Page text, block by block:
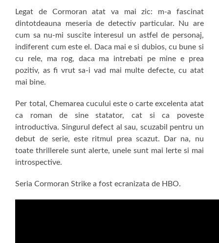
Legat de Cormoran atat va mai zic: m-a fascinat
dintotdeauna meseria de detectiv particular. Nu are
cum sa nu-mi suscite interesul un astfel de personaj,
indiferent cum este el. Daca mai e si dubios, cu bune si
cu rele, ma rog, daca ma intrebati pe mine e prea
pozitiv, as fi vrut sa-i vad mai multe defecte, cu atat
mai bine.
Per total, Chemarea cucului este o carte excelenta atat
ca roman de sine statator, cat si ca poveste
introductiva. Singurul defect al sau, scuzabil pentru un
debut de serie, este ritmul prea scazut. Dar na, nu
toate thrillerele sunt alerte, unele sunt mai lerte si mai
introspective.
Seria Cormoran Strike a fost ecranizata de HBO.